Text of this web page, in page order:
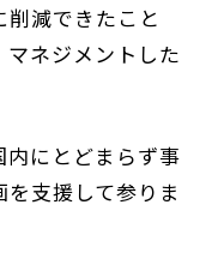
減できたこと
ネジメントした
にとどまらず事
支援して参りま